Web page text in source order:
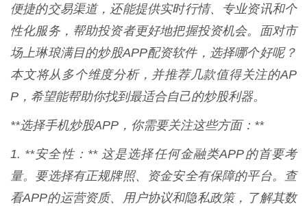
便捷的交易渠道，还能提供实时行情、专业资讯和个
性化服务，帮助投资者更好地把握投资机会。面对市
场上琳琅满目的炒股APP配资软件，选择哪个好呢？
本文将从多个维度分析，并推荐几款值得关注的AP
P，希望能帮助你找到最适合自己的炒股利器。
**选择手机炒股APP，你需要关注这些方面：**
1. **安全性：** 这是选择任何金融类APP的首要考
量。要选择有正规牌照、资金安全有保障的平台。查
看APP的运营资质、用户协议和隐私政策，了解其数